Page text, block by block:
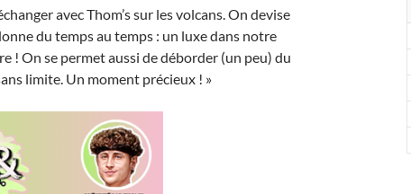
avec Thom’s sur les volcans. On devise
du temps au temps : un luxe dans notre
! On se permet aussi de déborder (un peu) du
limite. Un moment précieux ! »